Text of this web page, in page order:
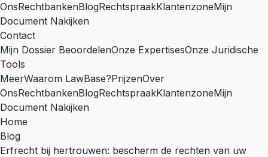
OnsRechtbankenBlogRechtspraakKlantenzoneMijn
Document Nakijken
Contact
Mijn Dossier BeoordelenOnze ExpertisesOnze Juridische
Tools
MeerWaarom LawBase?PrijzenOver
OnsRechtbankenBlogRechtspraakKlantenzoneMijn
Document Nakijken
Home
Blog
Erfrecht bij hertrouwen: bescherm de rechten van uw